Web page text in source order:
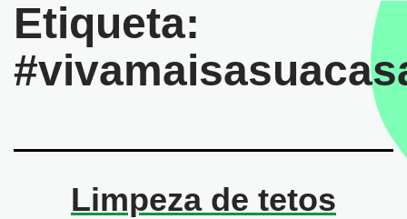
Etiqueta:
Limpeza de tetos